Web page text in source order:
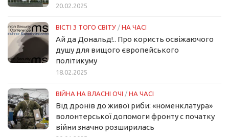
20.02.2025
ВІСТІ З ТОГО СВІТУ / НА ЧАСІ
Ай да Дональд!.. Про користь освіжаючого
душу для вищого європейського
політикуму
18.02.2025
ВІЙНА НА ВЛАСНІ ОЧІ / НА ЧАСІ
Від дронів до живої риби: «номенклатура»
волонтерської допомоги фронту с початку
війни значно розширилась